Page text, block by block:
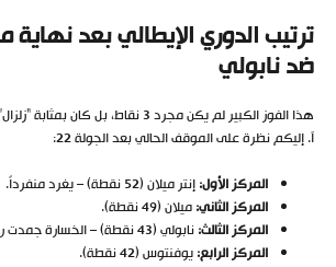
ترتيب الدوري الإيطالي بعد نهاية
ضد نابولي
هذا الفوز الكبير لم يكن مجرد 3 نقاط، بل
آ. إليكم نظرة على الموقف الحالي بعد الجولة 22:
المركز الأول:إنتر ميلان (52 نقطة) – يغرد منفرداً.
المركز الثاني:ميلان (49 نقطة).
المركز الثالث:نابولي (43 نقطة) – الخسارة جمدت رصيده.
المركز الرابع:يوفنتوس (42 نقطة).